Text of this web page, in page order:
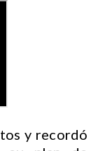
y recordó